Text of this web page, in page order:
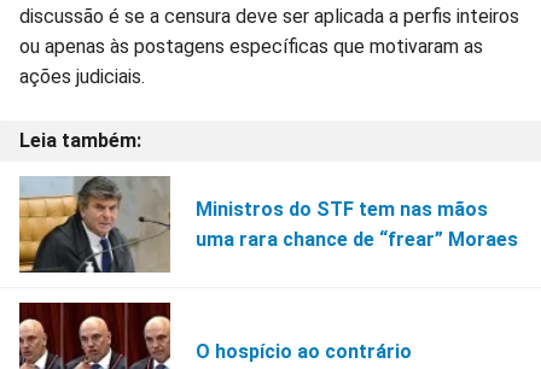
discussão é se a censura deve ser aplicada a perfis inteiros
ou apenas às postagens específicas que motivaram as
ações judiciais.
Ministros do STF tem nas mãos
uma rara chance de “frear” Moraes
O hospício ao contrário